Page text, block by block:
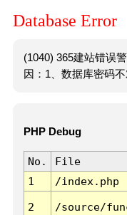
Database Error
(1040) 365建站错误
因：1、数据库密码
PHP Debug
No. File
1
/index.php
2 /source/